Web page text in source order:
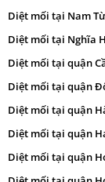
Diệt mối tại Nam
Diệt mối tại Nghĩa
Diệt mối tại quận
Diệt mối tại quận
Diệt mối tại quận
Diệt mối tại quận
Diệt mối tại quận